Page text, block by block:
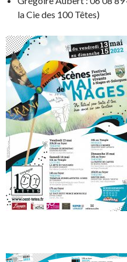
la Cie des 100 Têtes)